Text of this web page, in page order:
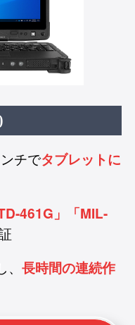
チでタブレットに
461G」「MIL-
長時間の連続作